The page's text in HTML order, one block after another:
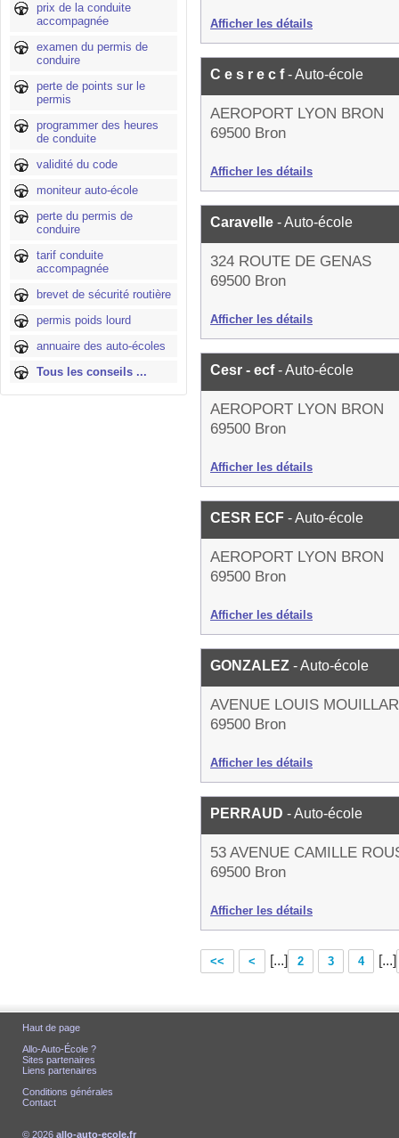
prix de la conduite
accompagnée
examen du permis de
conduire
perte de points sur le
permis
programmer des heures
de conduite
validité du code
moniteur auto-école
perte du permis de
conduire
tarif conduite
accompagnée
brevet de sécurité routière
permis poids lourd
annuaire des auto-écoles
Tous les conseils ...
Afficher les détails
C e s r e c f- Auto-école
AEROPORT LYON BRON
69500 Bron
Afficher les détails
Caravelle - Auto-école
324 ROUTE DE GENAS
69500 Bron
Afficher les détails
Cesr - ecf- Auto-école
AEROPORT LYON BRON
69500 Bron
Afficher les détails
CESR ECF - Auto-école
AEROPORT LYON BRON
69500 Bron
Afficher les détails
GONZALEZ - Auto-école
AVENUE LOUIS
69500 Bron
Afficher les détails
PERRAUD - Auto-école
53 AVENUE CAMILLE
69500 Bron
Afficher les détails
<< < [...] 2 3 4 [...]
Haut de page
Allo-Auto-École ?
Sites partenaires
Liens partenaires
Conditions générales
Contact
© 2026 allo-auto-ecole.fr